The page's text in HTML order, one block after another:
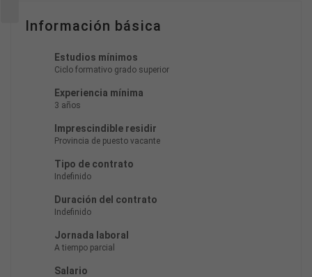
Información básica
Estudios mínimos
Ciclo formativo grado superior
Experiencia mínima
3 años
Imprescindible residir
Provincia de puesto vacante
Tipo de contrato
Indefinido
Duración del contrato
Indefinido
Jornada laboral
A tiempo parcial
Salario